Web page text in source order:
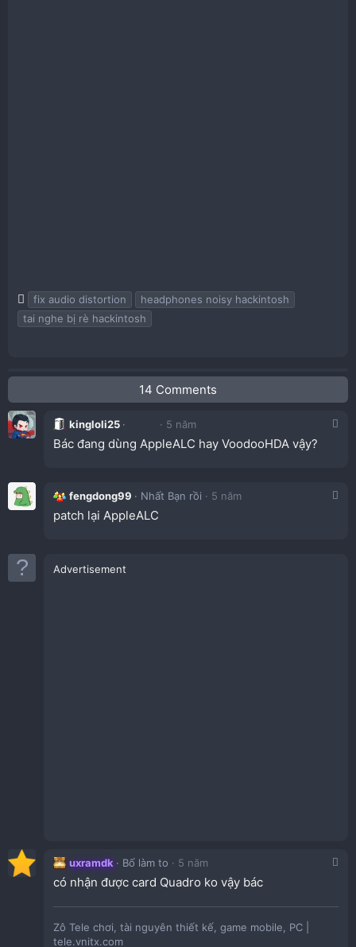
T
a
g
fix audio distortion
headphones noisy hackintosh
tai nghe bị rè hackintosh
14 Comments
kingloli25 5 năm
Bác đang dùng AppleALC hay VoodooHDA vậy?
fengdong99 Nhất Bạn rồi 5 năm
patch lại AppleALC
Advertisement
uxramdk Bố làm to 5 năm
có nhận được card Quadro ko vậy bác
Zô Tele chơi, tài nguyên thiết kế, game mobile, PC |
tele.vnitx.com